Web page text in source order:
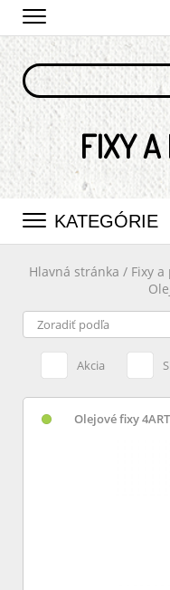
FIXY A
KATEGÓRIE
Hlavná stránka / Fixy a
Akcia
Olejové fixy